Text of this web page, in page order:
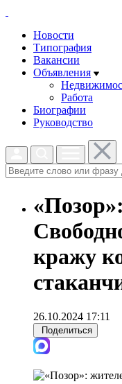
Новости
Типография
Вакансии
Объявления
Работа
Биографии
Руководство
кражу
26.10.2024 17:11
Поделиться